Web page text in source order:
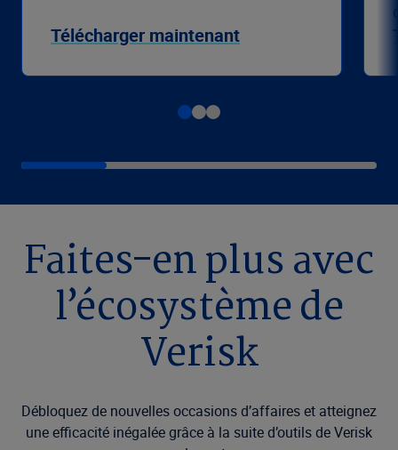
Télécharger maintenant
Faites-en plus avec
l’écosystème de
Verisk
Débloquez de nouvelles occasions d’affaires et atteignez
une efficacité inégalée grâce à la suite d’outils de Verisk